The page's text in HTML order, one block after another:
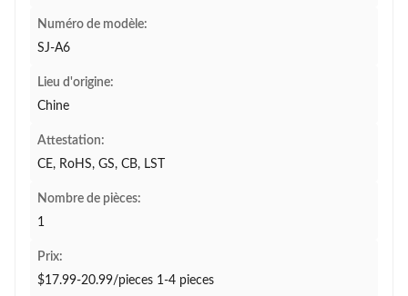
Numéro de modèle:
SJ-A6
Lieu d'origine:
Chine
Attestation:
CE, RoHS, GS, CB, LST
Nombre de pièces:
1
Prix:
$17.99-20.99/pieces 1-4 pieces